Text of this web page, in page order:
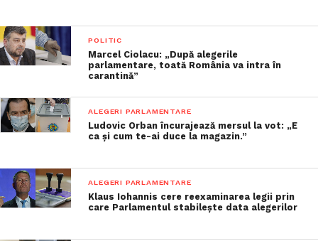
POLITIC
Marcel Ciolacu: „După alegerile
parlamentare, toată România va intra în
carantină”
ALEGERI PARLAMENTARE
Ludovic Orban încurajează mersul la vot: „E
ca și cum te-ai duce la magazin.”
ALEGERI PARLAMENTARE
Klaus Iohannis cere reexaminarea legii prin
care Parlamentul stabilește data alegerilor